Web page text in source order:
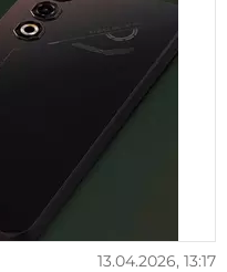
13.04.2026, 13:17